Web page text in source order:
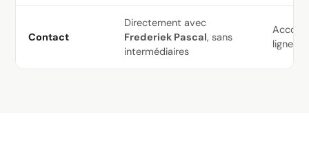
Contact
Directement avec
Frederiek Pascal, sans
intermédiaires
lignes